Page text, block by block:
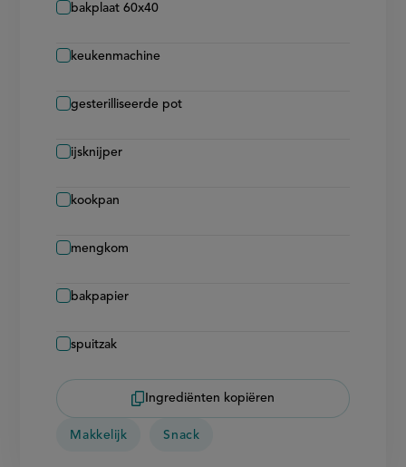
bakplaat 60x40
keukenmachine
gesterilliseerde pot
ijsknijper
kookpan
mengkom
bakpapier
spuitzak
Ingrediënten kopiëren
Makkelijk Snack